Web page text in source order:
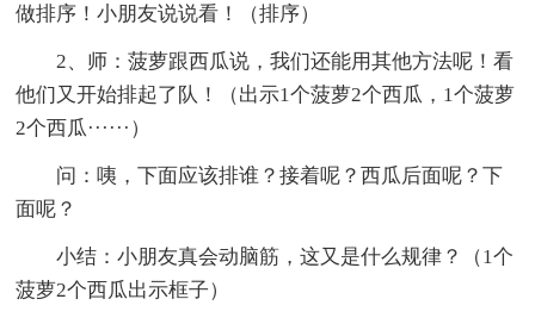
做排序！小朋友说说看！（排序）
2、师：菠萝跟西瓜说，我们还能用其他方法呢！看
他们又开始排起了队！（出示1个菠萝2个西瓜，1个菠萝
2个西瓜······）
问：咦，下面应该排谁？接着呢？西瓜后面呢？下
面呢？
小结：小朋友真会动脑筋，这又是什么规律？（1个
菠萝2个西瓜出示框子）